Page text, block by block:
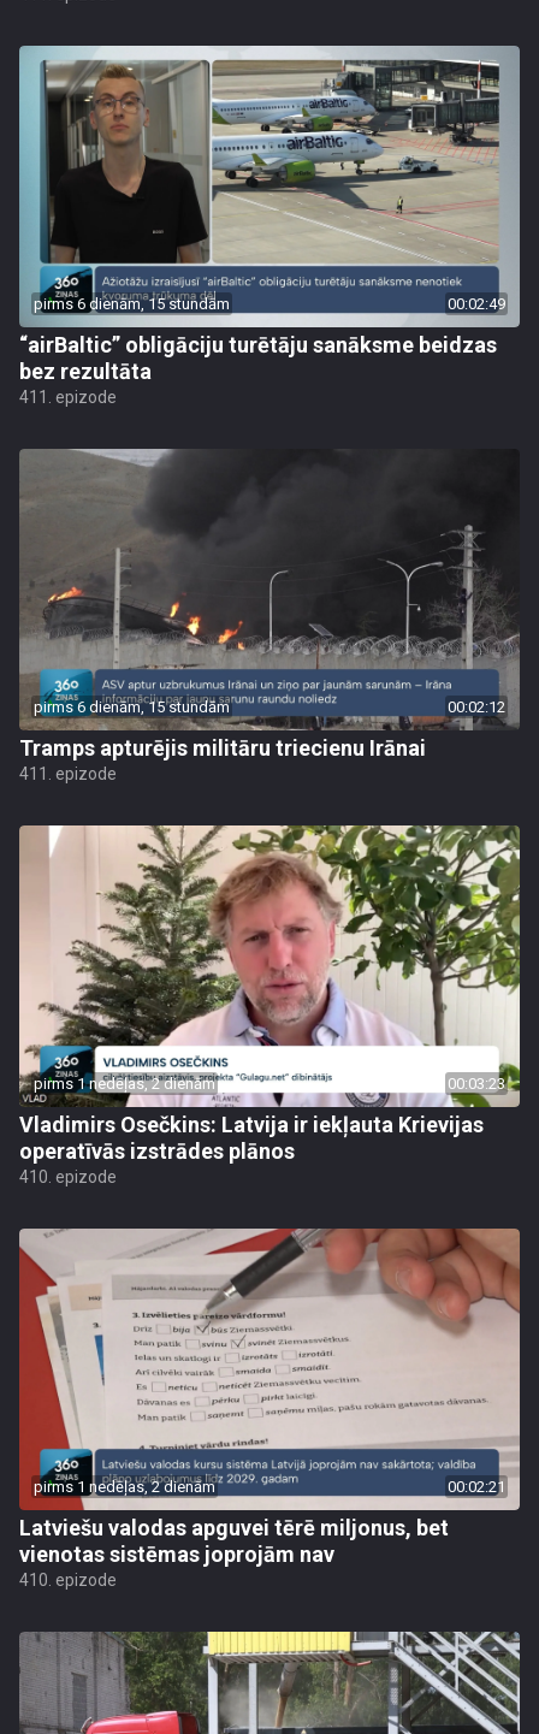
pirms 6 dienām, 15 stundām 00:02:49
“airBaltic” obligāciju turētāju sanāksme beidzas
bez rezultāta
411. epizode
pirms 6 dienām, 15 stundām 00:02:12
Tramps apturējis militāru triecienu Irānai
411. epizode
pirms 1 nedēļas, 2 dienām 00:03:23
Vladimirs Osečkins: Latvija ir iekļauta Krievijas
operatīvās izstrādes plānos
410. epizode
pirms 1 nedēļas, 2 dienām 00:02:21
Latviešu valodas apguvei tērē miljonus, bet
vienotas sistēmas joprojām nav
410. epizode